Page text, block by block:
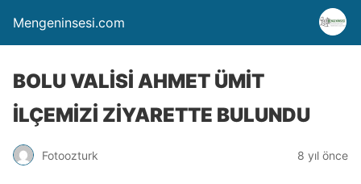
Mengeninsesi.com
BOLU VALİSİ AHMET ÜMİT
İLÇEMİZİ ZİYARETTE BULUNDU
Fotoozturk 8 yıl önce